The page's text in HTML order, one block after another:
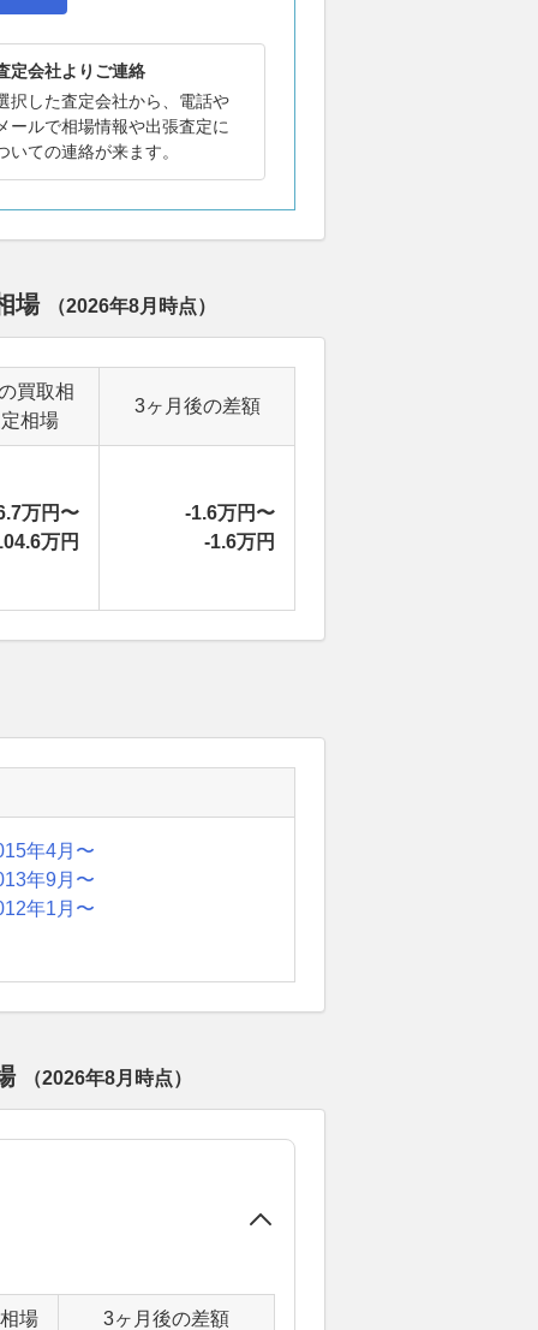
定会社よりご連絡
択した査定会社から、電話や
ールで相場情報や出張査定に
いての連絡が来ます。
場 （2026年8月 時点）
買取相
相場
3ヶ月後の差額
万円〜
万円
-1.6万円〜
-1.6万円
年4月〜
年9月〜
年1月〜
（2026年8月 時点）
場 3ヶ月後の差額